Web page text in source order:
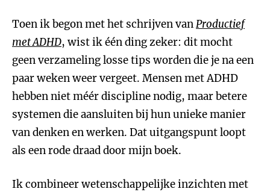
Toen ik begon met het schrijven vanProductief
met ADHD, wist ik één ding zeker: dit mocht
geen verzameling losse tips worden die je na een
paar weken weer vergeet. Mensen met ADHD
hebben niet méér discipline nodig, maar betere
systemen die aansluiten bij hun unieke manier
van denken en werken. Dat uitgangspunt loopt
als een rode draad door mijn boek.
Ik combineer wetenschappelijke inzichten met